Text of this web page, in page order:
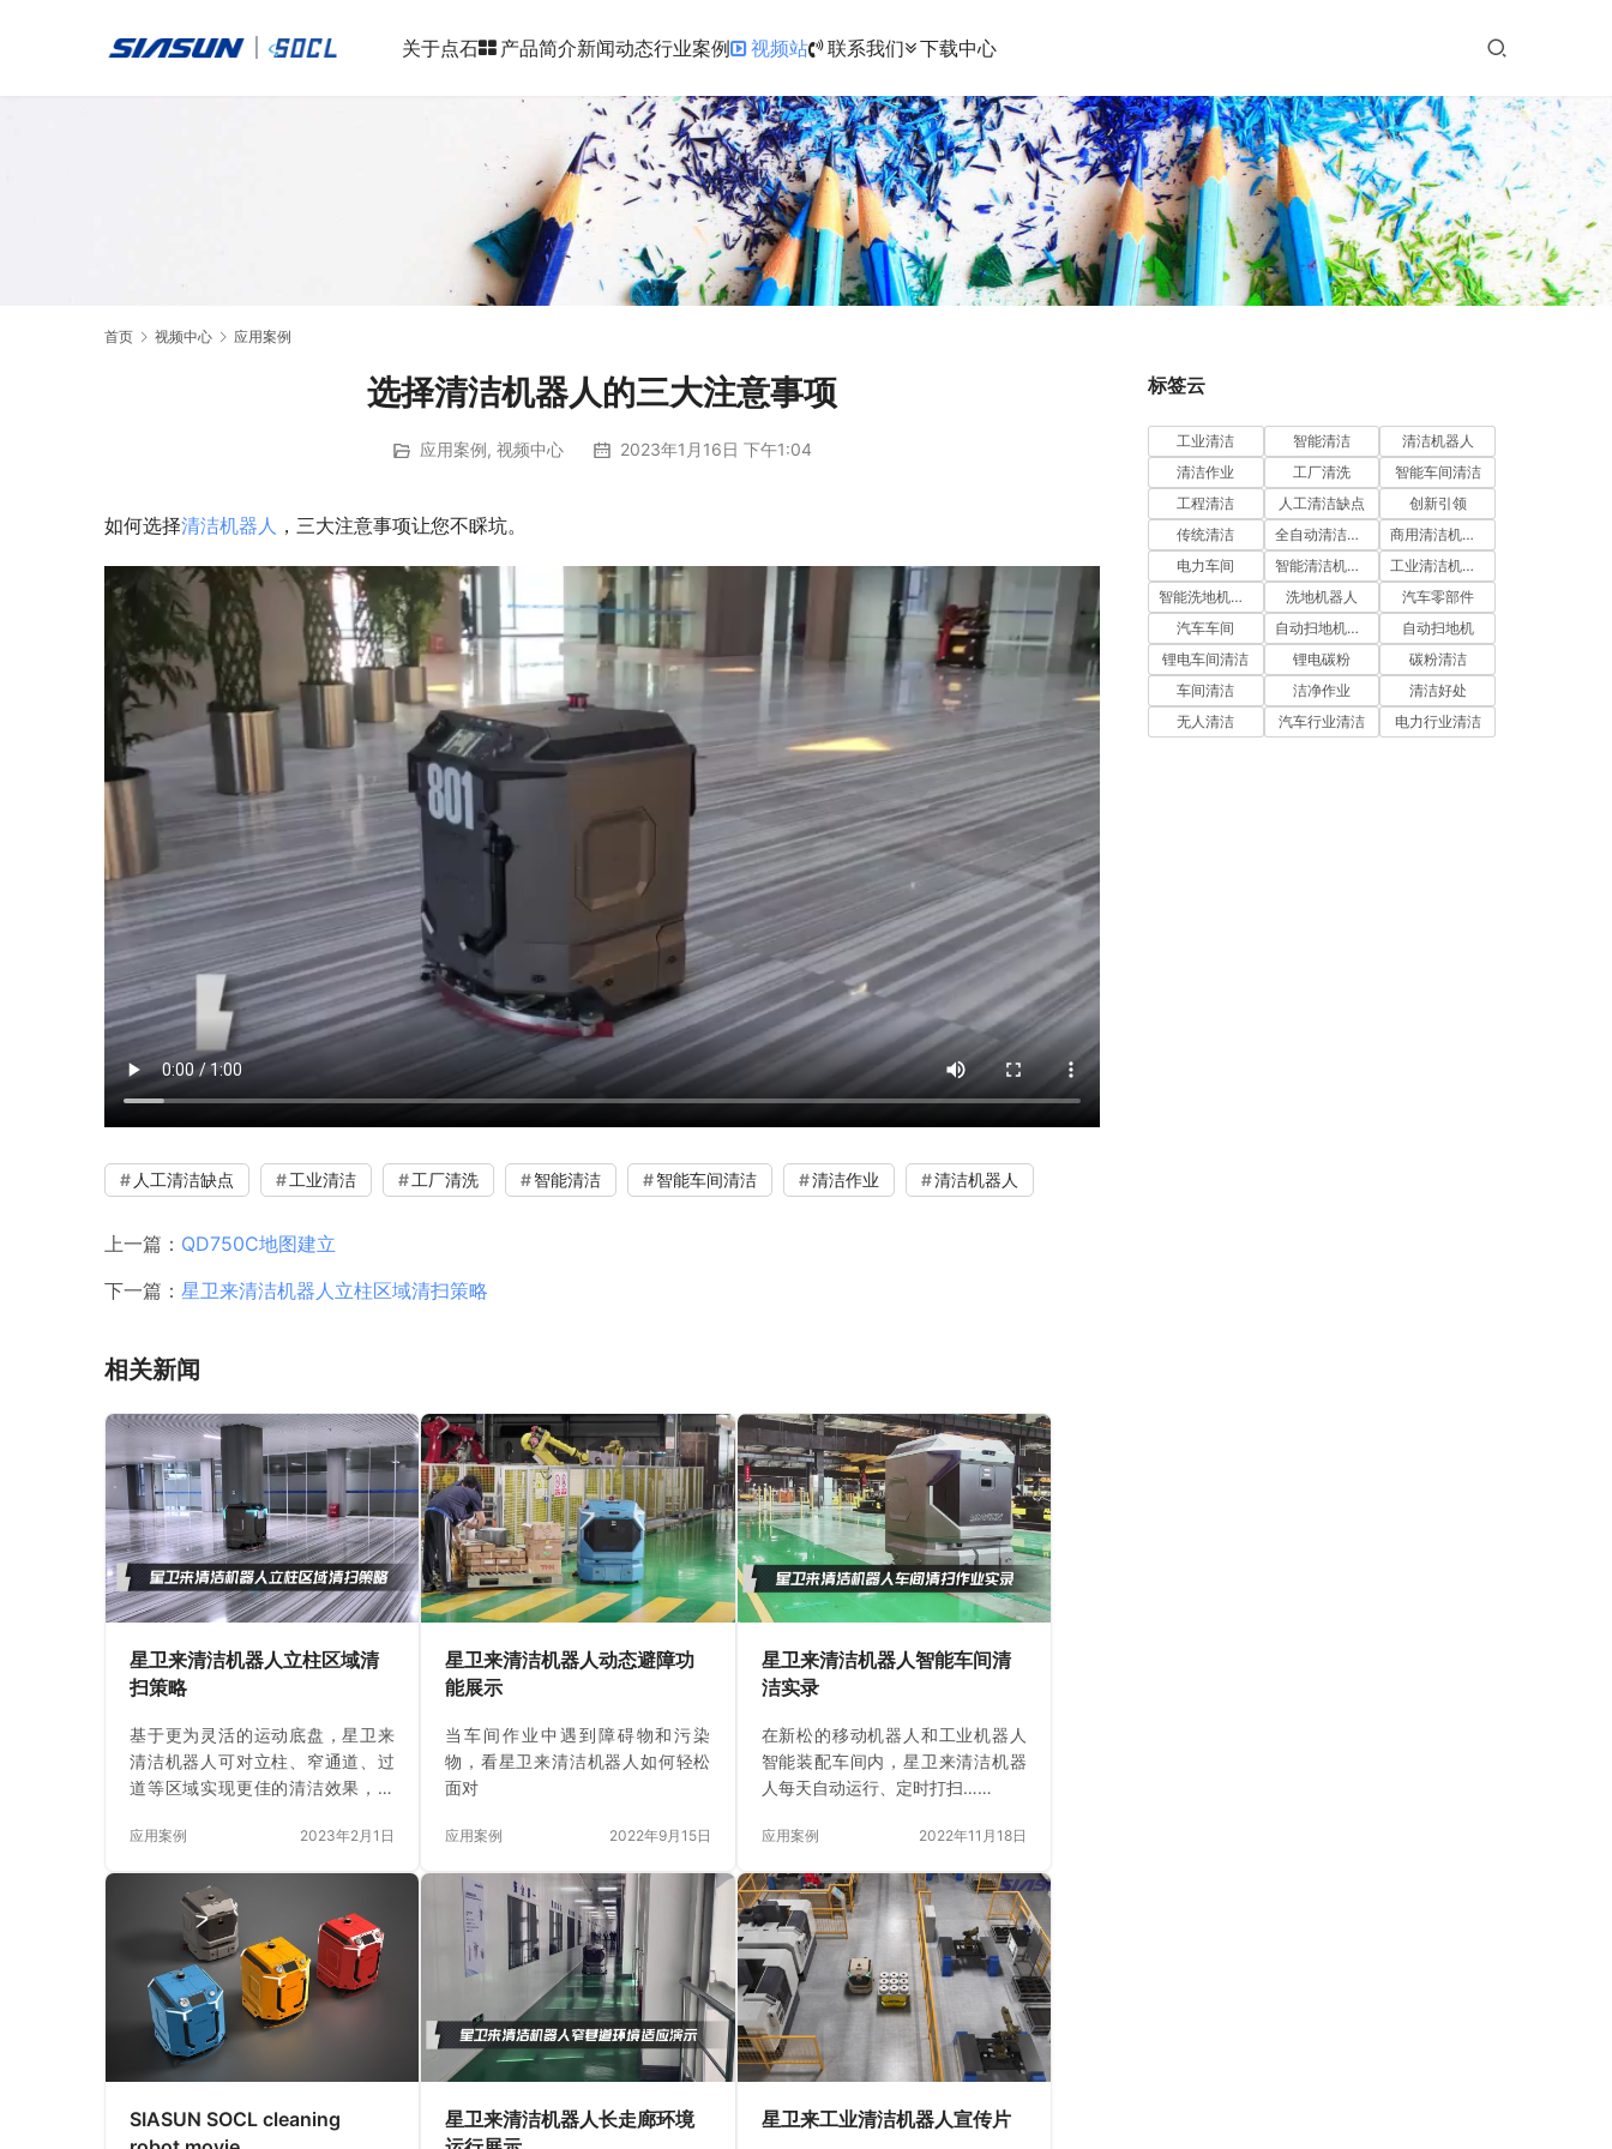
关于点石 产品简介新闻动态行业案例 视频站 联系我们 下载中心
首页 视频中心 应用案例
选择清洁机器人的三大注意事项
应用案例, 视频中心 2023年1月16日 下午1:04
如何选择清洁机器人 ，三大注意事项让您不睬坑。
人工清洁缺点 工业清洁 工厂清洗 智能清洁 智能车间清洁 清洁作业 清洁机器人
上一篇： QD750C地图建立
下一篇： 星卫来清洁机器人立柱区域清扫策略
相关新闻
星卫来清洁机器人立柱区域清
扫策略
基于更为灵活的运动底盘，星卫来
清洁机器人可对立柱、窄通道、过
道等区域实现更佳的清洁效果，提
应用案例 2023年2月1日
星卫来清洁机器人动态避障功
能展示
当车间作业中遇到障碍物和污染
物，看星卫来清洁机器人如何轻松
面对
应用案例 2022年9月15日
星卫来清洁机器人智能车间清
洁实录
在新松的移动机器人和工业机器人
智能装配车间内，星卫来清洁机器
人每天自动运行、定时打扫……
应用案例 2022年11月18日
SIASUN SOCL cleaning
星卫来清洁机器人长走廊环境
星卫来工业清洁机器人宣传片
标签云
工业清洁 智能清洁
清洁机器人
清洁作业
工厂清洗
智能车间清洁
工程清洁
人工清洁缺点
创新引领
传统清洁
全自动清洁机器人
商用清洁机器人
电力车间
智能清洁机器人
工业清洁机器人
智能洗地机器人
洗地机器人
汽车零部件
汽车车间
自动扫地机器人
自动扫地机
锂电车间清洁
锂电碳粉
碳粉清洁
车间清洁
洁净作业
清洁好处
无人清洁
汽车行业清洁 电力行业清洁